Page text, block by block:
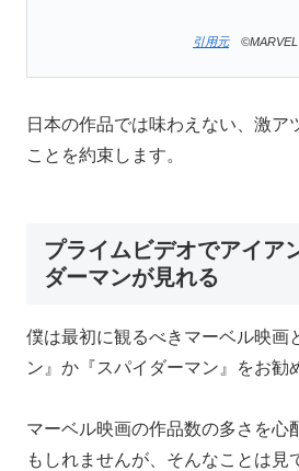
引用元©MARVEL
日本の作品では味わえない、激ア
ことを約束します。
プライムビデオでアイア
ダーマンが見れる
僕は最初に観るべきマーベル映画
ン』か『スパイダーマン』をお勧
マーベル映画の作品数の多さを心
もしれませんが、そんなことは見